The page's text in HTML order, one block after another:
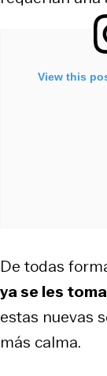
View this
De todas
ya se les
estas nuevas
más calma.